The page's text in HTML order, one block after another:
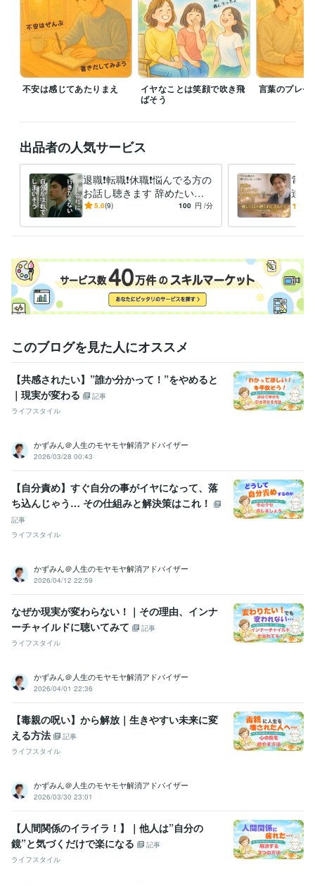
も“お金と時間”を確保する方法。 生成AIの学校の全コース確認テスト
合格 生成AIプロンプトエンジニア検定合格
資格・検定
ISO9000審査員 取得年 : 2022年
歯科技工士 取得年 : 1986年
食品衛生責任者 取得年 : 2015年
取得年 : 1993年
WordPress:2年 Excel:25年Google スプレッドシート:3年
Google ドキュメント:3年
Word:25年
その他ツール
お客様のクレーム対応、報告:20年
社内問題の改善、ファシリテーション:20年
製造現場の事故調査・報告作成・お客様への説明:20年
得意分野
悩み相談・カウンセリング
パワハラ当たり前の会社で鍛えられた共
感力
食品業界
食品業界
湘南工科大学附属高等学校 1982年3月 ~ 1985年2月
新東京歯科技工士専門学校
生成AIの学校「飛翔」
語学力
英語 日常会話レベル
不安は感じてあたりまえ
イヤなことは笑顔で吹き飛
ばそう
言葉のプレゼ
出品者の人気サービス
退職❗️転職❗️休職❗️悩んでる方の
お話し聴きます 辞めたいの
に辞められない、退職代行の
5.0(9) 100 円 /分
電話
達と
のお
このブログを見た人にオススメ
【共感されたい】”誰か分かって！”をやめると
｜現実が変わる
記事
ライフスタイル
かずみん＠人生のモヤモヤ解消アドバイザー
2026/03/28 00:43
【自分責め】すぐ自分の事がイヤになって、落
ち込んじゃう… その仕組みと解決策はこれ！
記事
ライフスタイル
かずみん＠人生のモヤモヤ解消アドバイザー
2026/04/12 22:59
なぜか現実が変わらない！｜その理由、インナ
ーチャイルドに聴いてみて
記事
ライフスタイル
かずみん＠人生のモヤモヤ解消アドバイザー
2026/04/01 22:36
【毒親の呪い】から解放｜生きやすい未来に変
える方法
記事
ライフスタイル
かずみん＠人生のモヤモヤ解消アドバイザー
2026/03/30 23:01
【人間関係のイライラ！】｜他人は”自分の
鏡”と気づくだけで楽になる
記事
ライフスタイル